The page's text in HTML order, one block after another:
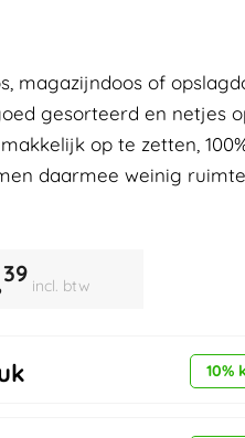
magazijndoos of
gesorteerd en netjes
op te zetten,
daarmee weinig
39 incl. btw
10%